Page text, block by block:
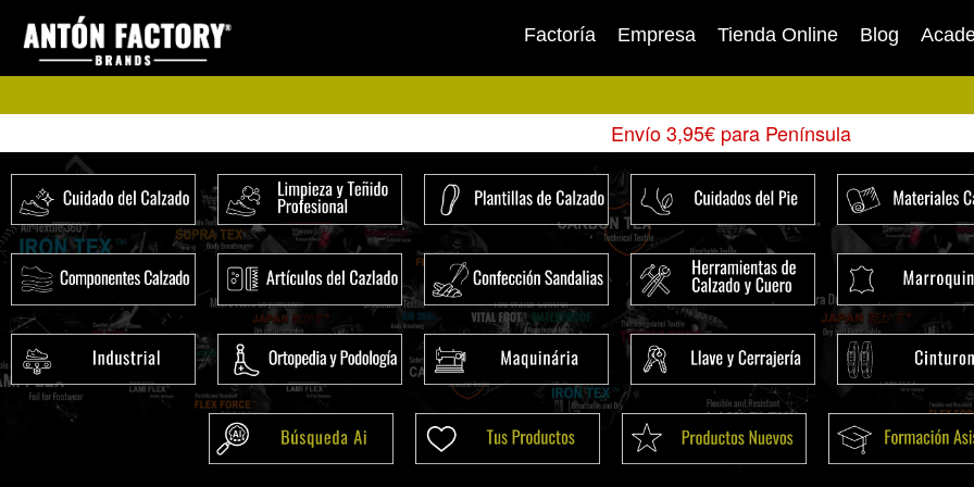
contenido
Factoría Empresa Tienda Online Blog
Envío 3,95€ para Península